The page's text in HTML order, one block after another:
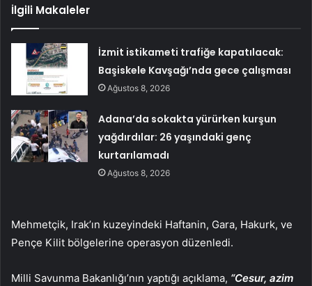
İlgili Makaleler
İzmit istikameti trafiğe kapatılacak:
Başiskele Kavşağı’nda gece çalışması
Ağustos 8, 2026
Adana’da sokakta yürürken kurşun
yağdırdılar: 26 yaşındaki genç
kurtarılamadı
Ağustos 8, 2026
Mehmetçik, Irak’ın kuzeyindeki Haftanin, Gara, Hakurk, ve
Pençe Kilit bölgelerine operasyon düzenledi.
Milli Savunma Bakanlığı’nın yaptığı açıklama, “Cesur, azim